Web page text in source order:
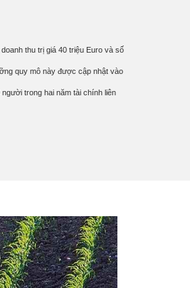
thu trị giá 40 triệu Euro và số
quy mô này được cập nhật vào
trong hai năm tài chính liên